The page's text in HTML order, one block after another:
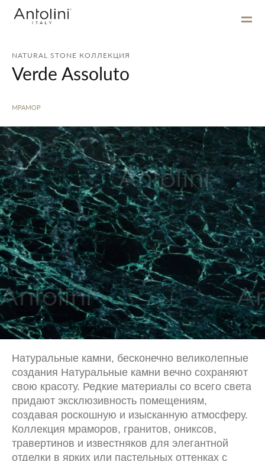
NATURAL STONE КОЛЛЕКЦИЯ
Verde Assoluto
МРАМОР
Натуральные камни, бесконечно великолепные
создания Натуральные камни вечно сохраняют
свою красоту. Редкие материалы со всего света
придают эксклюзивность помещениям,
создавая роскошную и изысканную атмосферу.
Коллекция мраморов, гранитов, ониксов,
травертинов и известняков для элегантной
отделки в ярких или пастельных оттенках с